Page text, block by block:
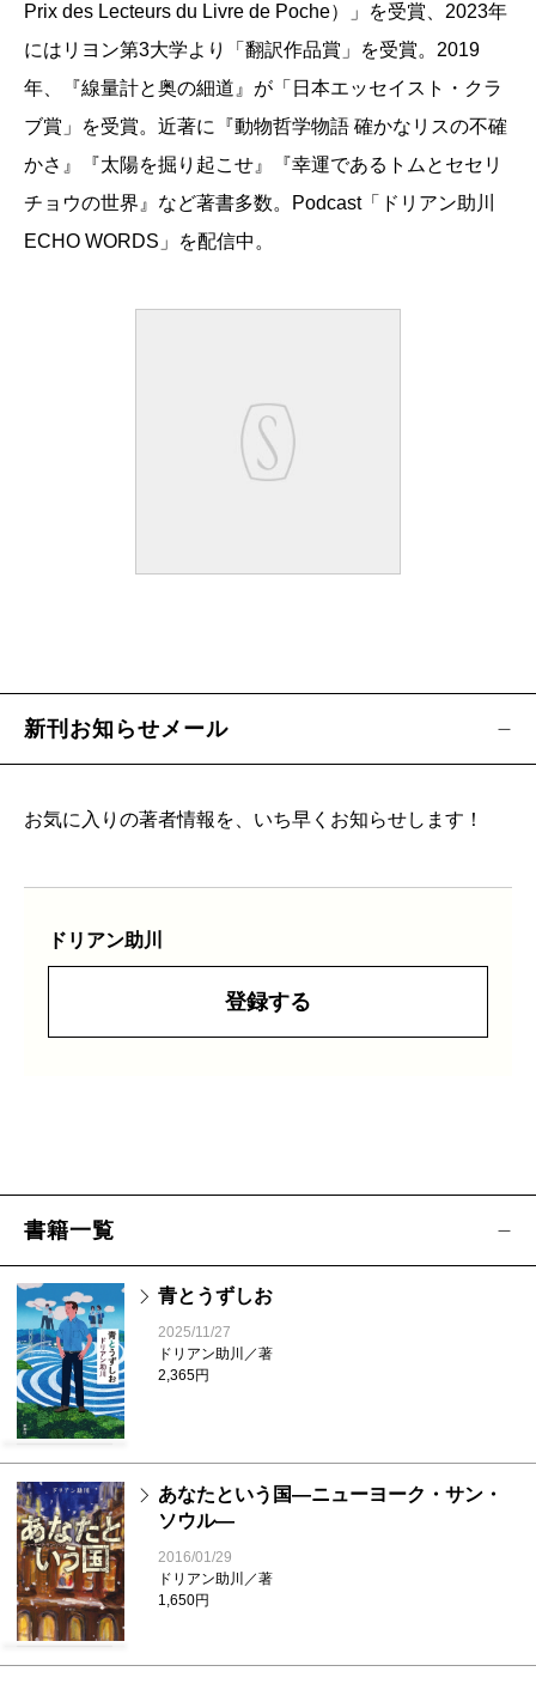
Prix des Lecteurs du Livre de Poche）」を受賞、2023年
にはリヨン第3大学より「翻訳作品賞」を受賞。2019
年、『線量計と奥の細道』が「日本エッセイスト・クラ
ブ賞」を受賞。近著に『動物哲学物語 確かなリスの不確
かさ』『太陽を掘り起こせ』『幸運であるトムとセセリ
チョウの世界』など著書多数。Podcast「ドリアン助川
ECHO WORDS」を配信中。
新刊お知らせメール
お気に入りの著者情報を、いち早くお知らせします！
ドリアン助川
登録する
書籍一覧
青とうずしお
2025/11/27
ドリアン助川／著
2,365円
あなたという国―ニューヨーク・サン・
ソウル―
2016/01/29
ドリアン助川／著
1,650円